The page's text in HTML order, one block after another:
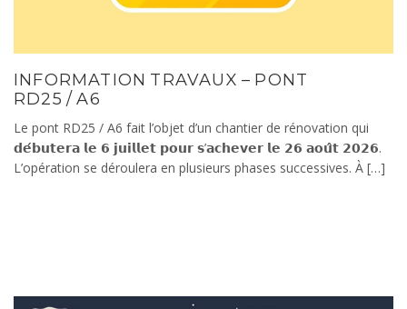
INFORMATION TRAVAUX – PONT
RD25 / A6
Le pont RD25 / A6 fait l’objet d’un chantier de rénovation qui
𝗱𝗲́𝗯𝘂𝘁𝗲𝗿𝗮 𝗹𝗲 𝟲 𝗷𝘂𝗶𝗹𝗹𝗲𝘁 𝗽𝗼𝘂𝗿 𝘀’𝗮𝗰𝗵𝗲𝘃𝗲𝗿 𝗹𝗲 𝟮𝟲 𝗮𝗼𝘂̂𝘁 𝟮𝟬𝟮𝟲.
L’opération se déroulera en plusieurs phases successives. À […]